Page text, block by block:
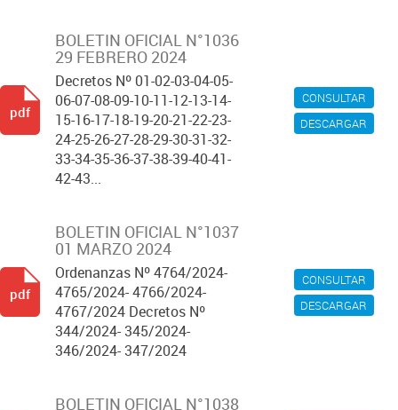
CONSULTAR
DESCARGAR
BOLETIN OFICIAL N°1036
29 FEBRERO 2024
Decretos Nº 01-02-03-04-05-
06-07-08-09-10-11-12-13-14-
15-16-17-18-19-20-21-22-23-
24-25-26-27-28-29-30-31-32-
33-34-35-36-37-38-39-40-41-
42-43...
pdf
CONSULTAR
DESCARGAR
BOLETIN OFICIAL N°1037
01 MARZO 2024
Ordenanzas Nº 4764/2024-
4765/2024- 4766/2024-
4767/2024 Decretos Nº
344/2024- 345/2024-
346/2024- 347/2024
pdf
BOLETIN OFICIAL N°1038